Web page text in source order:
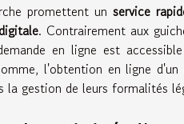
promettent un service
. Contrairement aux
en ligne est
l'obtention en ligne
la gestion de leurs formalités